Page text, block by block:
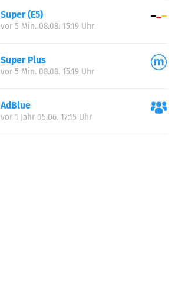
Super (E5)
vor 5 Min. 08.08. 15:19 Uhr
Super Plus
vor 5 Min. 08.08. 15:19 Uhr
AdBlue
vor 1 Jahr 05.06. 17:15 Uhr